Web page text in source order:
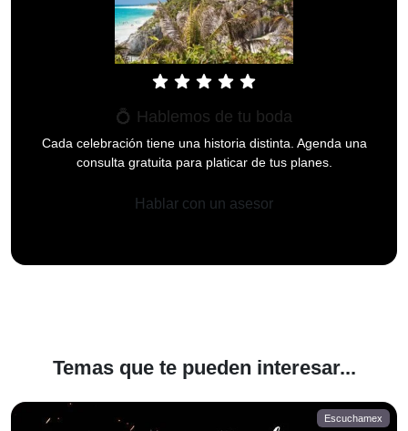
star star star star star
💍 Hablemos de tu boda
Cada celebración tiene una historia distinta. Agenda una
consulta gratuita para platicar de tus planes.
Hablar con un asesor
Temas que te pueden interesar...
Escuchamex